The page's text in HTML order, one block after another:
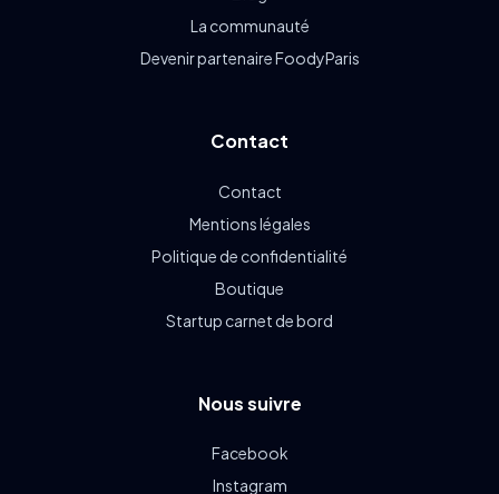
La communauté
Devenir partenaire FoodyParis
Contact
Contact
Mentions légales
Politique de confidentialité
Boutique
Startup carnet de bord
Nous suivre
Facebook
Instagram